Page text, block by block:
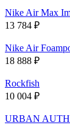
Nike Air Max
13 784 ₽
Nike Air
18 888 ₽
Rockfish
10 004 ₽
URBAN